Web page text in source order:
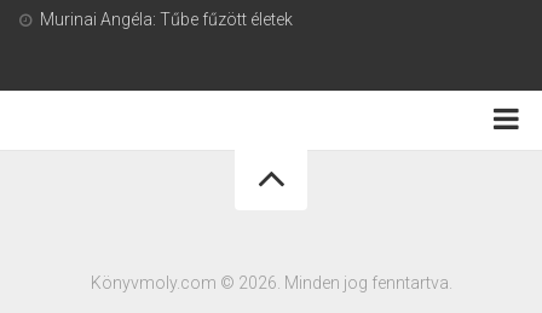
Murinai Angéla: Tűbe fűzött életek
Könyvmoly.com © 2026. Minden jog fenntartva.